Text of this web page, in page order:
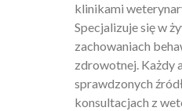
klinikami
Specjalizuje się w
zachowaniach
zdrowotnej. Każdy
sprawdzonych
konsultacjach z